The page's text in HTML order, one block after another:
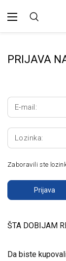
PRIJAVA
E-mail:
Lozinka:
Zaboravili ste
Prijava
ŠTA DOBIJAM
Da biste